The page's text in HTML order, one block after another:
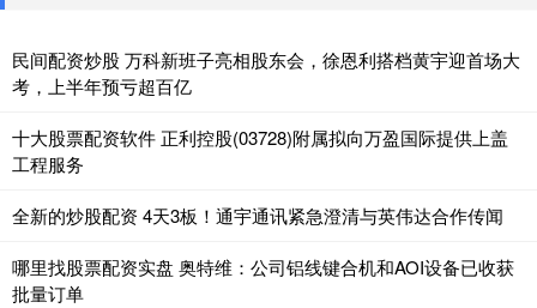
民间配资炒股 万科新班子亮相股东会，徐恩利搭档黄宇迎首场大
考，上半年预亏超百亿
十大股票配资软件 正利控股(03728)附属拟向万盈国际提供上盖
工程服务
全新的炒股配资 4天3板！通宇通讯紧急澄清与英伟达合作传闻
哪里找股票配资实盘 奥特维：公司铝线键合机和AOI设备已收获
批量订单